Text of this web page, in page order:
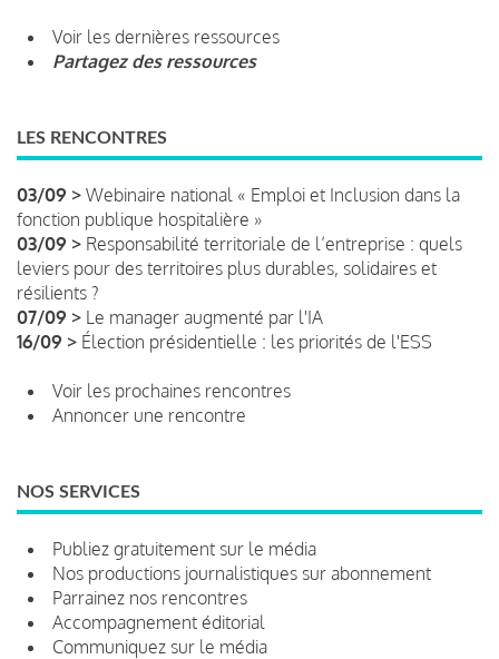
Voir les dernières ressources
Partagez des ressources
LES RENCONTRES
03/09 > Webinaire national « Emploi et Inclusion dans la
fonction publique hospitalière »
03/09 > Responsabilité territoriale de l’entreprise : quels
leviers pour des territoires plus durables, solidaires et
résilients ?
07/09 > Le manager augmenté par l'IA
16/09 > Élection présidentielle : les priorités de l'ESS
Voir les prochaines rencontres
Annoncer une rencontre
NOS SERVICES
Publiez gratuitement sur le média
Nos productions journalistiques sur abonnement
Parrainez nos rencontres
Accompagnement éditorial
Communiquez sur le média